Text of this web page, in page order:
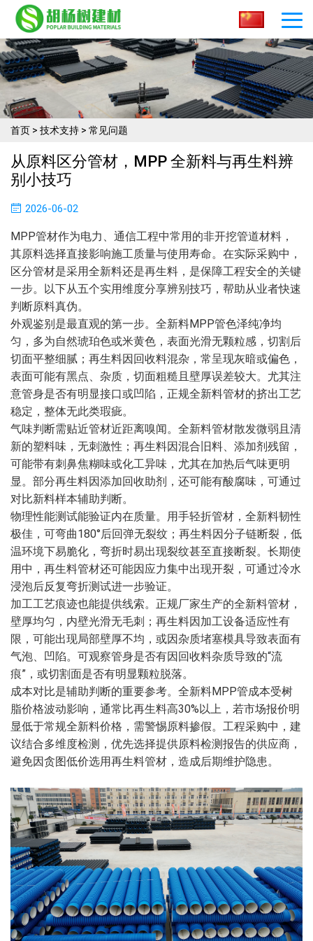
首页 > 技术支持 > 常见问题
从原料区分管材，MPP 全新料与再生料辨
别小技巧
2026-06-02
MPP管材作为电力、通信工程中常用的非开挖管道材料，
其原料选择直接影响施工质量与使用寿命。在实际采购中，
区分管材是采用全新料还是再生料，是保障工程安全的关键
一步。以下从五个实用维度分享辨别技巧，帮助从业者快速
判断原料真伪。
外观鉴别是最直观的第一步。全新料MPP管色泽纯净均
匀，多为自然琥珀色或米黄色，表面光滑无颗粒感，切割后
切面平整细腻；再生料因回收料混杂，常呈现灰暗或偏色，
表面可能有黑点、杂质，切面粗糙且壁厚误差较大。尤其注
意管身是否有明显接口或凹陷，正规全新料管材的挤出工艺
稳定，整体无此类瑕疵。
气味判断需贴近管材近距离嗅闻。全新料管材散发微弱且清
新的塑料味，无刺激性；再生料因混合旧料、添加剂残留，
可能带有刺鼻焦糊味或化工异味，尤其在加热后气味更明
显。部分再生料因添加回收助剂，还可能有酸腐味，可通过
对比新料样本辅助判断。
物理性能测试能验证内在质量。用手轻折管材，全新料韧性
极佳，可弯曲180°后回弹无裂纹；再生料因分子链断裂，低
温环境下易脆化，弯折时易出现裂纹甚至直接断裂。长期使
用中，再生料管材还可能因应力集中出现开裂，可通过冷水
浸泡后反复弯折测试进一步验证。
加工工艺痕迹也能提供线索。正规厂家生产的全新料管材，
壁厚均匀，内壁光滑无毛刺；再生料因加工设备适应性有
限，可能出现局部壁厚不均，或因杂质堵塞模具导致表面有
气泡、凹陷。可观察管身是否有因回收料杂质导致的“流
痕”，或切割面是否有明显颗粒脱落。
成本对比是辅助判断的重要参考。全新料MPP管成本受树
脂价格波动影响，通常比再生料高30%以上，若市场报价明
显低于常规全新料价格，需警惕原料掺假。工程采购中，建
议结合多维度检测，优先选择提供原料检测报告的供应商，
避免因贪图低价选用再生料管材，造成后期维护隐患。